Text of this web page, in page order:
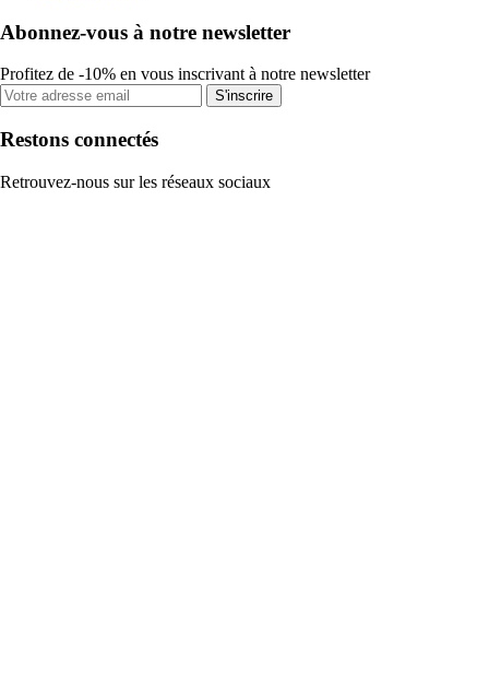
Abonnez-vous à notre newsletter
Profitez de -10% en vous inscrivant à notre newsletter
S'inscrire
Restons connectés
Retrouvez-nous sur les réseaux sociaux